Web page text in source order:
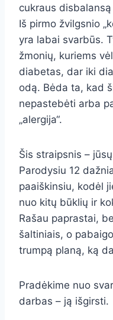
cukraus
Iš pirmo žvilgsnio
yra labai svarbūs.
žmonių, kuriems
diabetas, dar iki
odą. Bėda ta, kad
nepastebėti arba
„alergija“.
Šis straipsnis –
Parodysiu 12
paaiškinsiu, kodėl
nuo kitų būklių ir
Rašau paprastai,
šaltiniais, o
trumpą planą, ką
Pradėkime nuo
darbas – ją išgirsti.